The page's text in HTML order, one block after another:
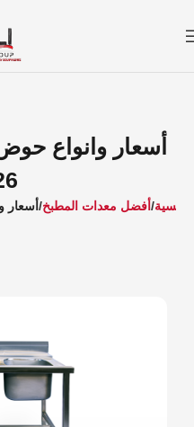
أسعار وانواع
أفضل معدات المطبخ أسعار